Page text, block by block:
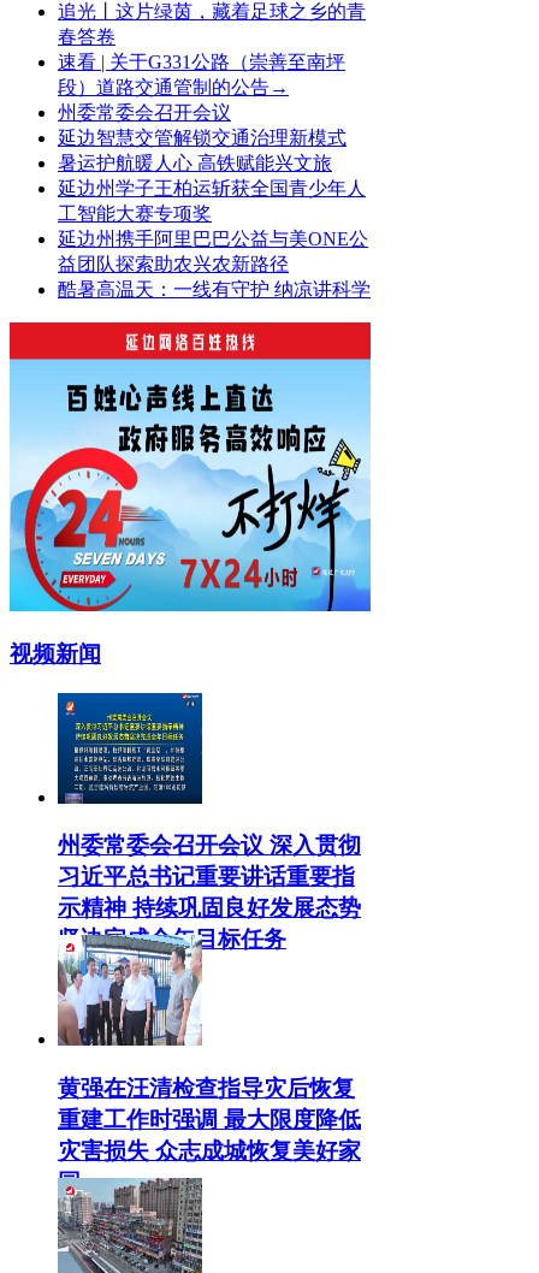
追光丨这片绿茵，藏着足球之乡的青
春答卷
速看 | 关于G331公路（崇善至南坪
段）道路交通管制的公告→
州委常委会召开会议
延边智慧交管解锁交通治理新模式
暑运护航暖人心 高铁赋能兴文旅
延边州学子王柏运斩获全国青少年人
工智能大赛专项奖
延边州携手阿里巴巴公益与美ONE公
益团队探索助农兴农新路径
酷暑高温天：一线有守护 纳凉讲科学
视频新闻
州委常委会召开会议 深入贯彻
习近平总书记重要讲话重要指
示精神 持续巩固良好发展态势
坚决完成全年目标任务
黄强在汪清检查指导灾后恢复
重建工作时强调 最大限度降低
灾害损失 众志成城恢复美好家
园